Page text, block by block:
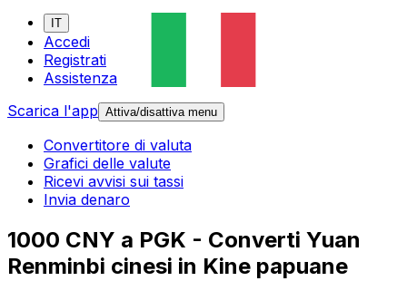
IT
Accedi
Registrati
Assistenza
Scarica l'app Attiva/disattiva menu
Convertitore di valuta
Grafici delle valute
Ricevi avvisi sui tassi
Invia denaro
1000 CNY a PGK - Converti Yuan
Renminbi cinesi in Kine papuane